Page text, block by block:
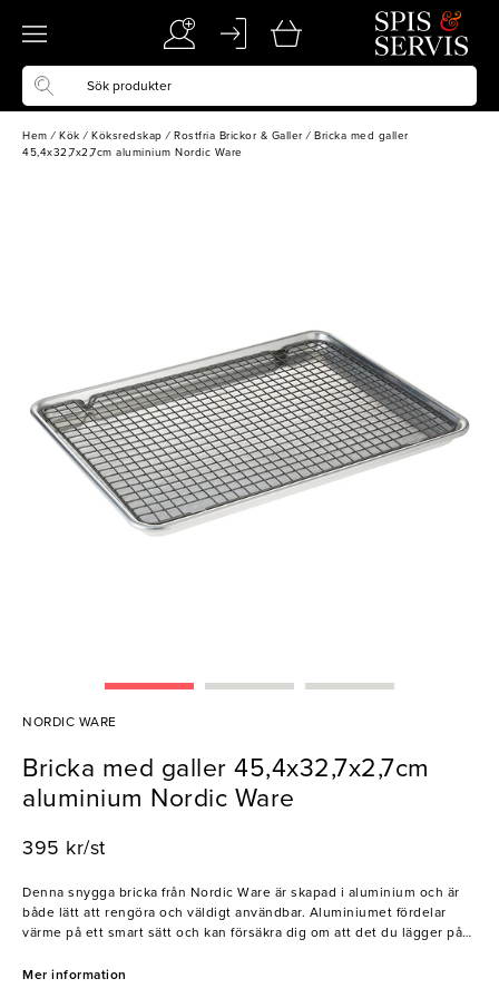
Hem / Kök / Köksredskap / Rostfria Brickor & Galler / Bricka med galler
45,4x32,7x2,7cm aluminium Nordic Ware
NORDIC WARE
Bricka med galler 45,4x32,7x2,7cm
aluminium Nordic Ware
395 kr/st
Denna snygga bricka från Nordic Ware är skapad i aluminium och är
både lätt att rengöra och väldigt användbar. Aluminiumet fördelar
värme på ett smart sätt och kan försäkra dig om att det du lägger på
ugnen. Med brickan tillkommer ett galler med non-stick egenskaper
Mer information